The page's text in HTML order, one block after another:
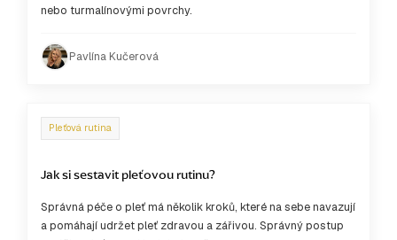
nebo turmalínovými povrchy.
Pavlína Kučerová
Pleťová rutina
Jak si sestavit pleťovou rutinu?
Správná péče o pleť má několik kroků, které na sebe navazují
a pomáhají udržet pleť zdravou a zářivou. Správný postup